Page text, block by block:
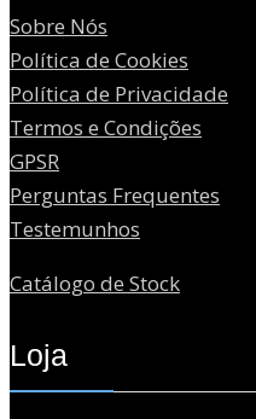
Sobre Nós
Política de Cookies
Política de Privacidade
Termos e Condições
GPSR
Perguntas Frequentes
Testemunhos
Catálogo de Stock
Loja